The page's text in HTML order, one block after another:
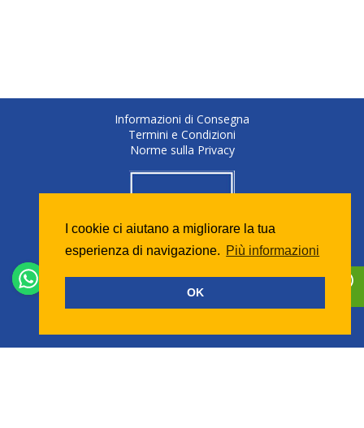
I cookie ci aiutano a migliorare la tua
esperienza di navigazione. Più informazioni
OK
Informazioni di Consegna
Termini e Condizioni
Norme sulla Privacy